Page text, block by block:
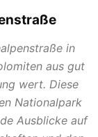
in
aus gut
wert. Diese
Nationalpark
Ausblicke auf